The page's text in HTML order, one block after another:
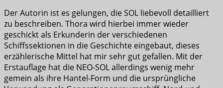
Der Autorin ist es gelungen, die SOL liebevoll detailliert
zu beschreiben. Thora wird hierbei immer wieder
geschickt als Erkunderin der verschiedenen
Schiffssektionen in die Geschichte eingebaut, dieses
erzählerische Mittel hat mir sehr gut gefallen. Mit der
Erstauflage hat die NEO-SOL allerdings wenig mehr
gemein als ihre Hantel-Form und die ursprüngliche